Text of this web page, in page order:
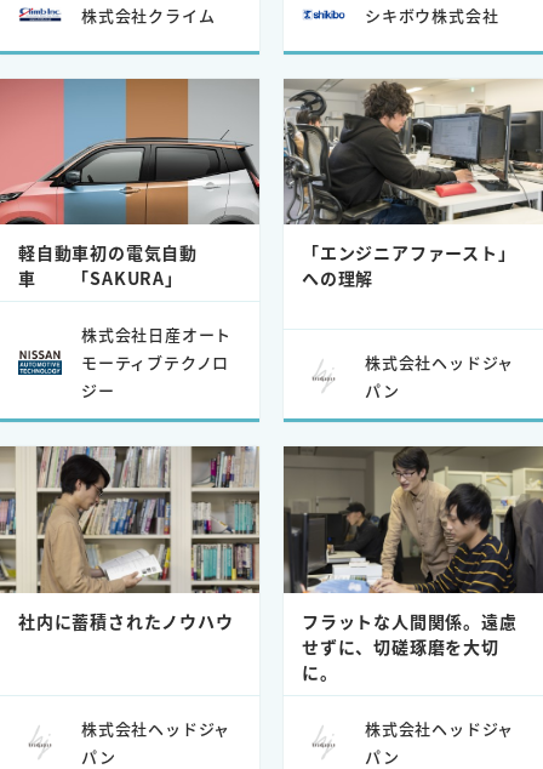
株式会社クライム シキボウ株式会社
軽自動車初の電気自動
車 「SAKURA」
株式会社日産オート
モーティブテクノロ
ジー
「エンジニアファースト」
への理解
株式会社ヘッドジャ
パン
社内に蓄積されたノウハウ
株式会社ヘッドジャ
パン
フラットな人間関係。遠慮
せずに、切磋琢磨を大切
に。
株式会社ヘッドジャ
パン